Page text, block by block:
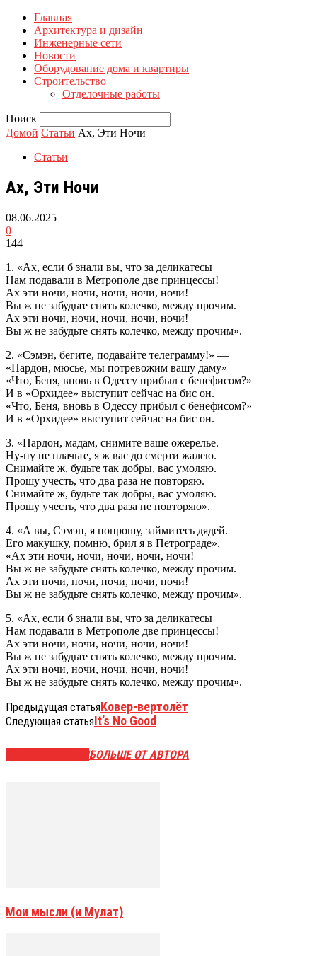
Главная
Архитектура и дизайн
Инженерные сети
Новости
Оборудование дома и квартиры
Строительство
Отделочные работы
Поиск
Домой Статьи Ах, Эти Ночи
Статьи
Ах, Эти Ночи
08.06.2025
0
144
1. «Ах, если б знали вы, что за деликатесы
Нам подавали в Метрополе две принцессы!
Ах эти ночи, ночи, ночи, ночи, ночи!
Вы ж не забудьте снять колечко, между прочим.
Ах эти ночи, ночи, ночи, ночи, ночи!
Вы ж не забудьте снять колечко, между прочим».
2. «Сэмэн, бегите, подавайте телеграмму!» —
«Пардон, мюсье, мы потревожим вашу даму» —
«Что, Беня, вновь в Одессу прибыл с бенефисом?»
И в «Орхидее» выступит сейчас на бис он.
«Что, Беня, вновь в Одессу прибыл с бенефисом?»
И в «Орхидее» выступит сейчас на бис он.
3. «Пардон, мадам, снимите ваше ожерелье.
Ну-ну не плачьте, я ж вас до смерти жалею.
Снимайте ж, будьте так добры, вас умоляю.
Прошу учесть, что два раза не повторяю.
Снимайте ж, будьте так добры, вас умоляю.
Прошу учесть, что два раза не повторяю».
4. «А вы, Сэмэн, я попрошу, займитесь дядей.
Его макушку, помню, брил я в Петрограде».
«Ах эти ночи, ночи, ночи, ночи, ночи!
Вы ж не забудьте снять колечко, между прочим.
Ах эти ночи, ночи, ночи, ночи, ночи!
Вы ж не забудьте снять колечко, между прочим».
5. «Ах, если б знали вы, что за деликатесы
Нам подавали в Метрополе две принцессы!
Ах эти ночи, ночи, ночи, ночи, ночи!
Вы ж не забудьте снять колечко, между прочим.
Ах эти ночи, ночи, ночи, ночи, ночи!
Вы ж не забудьте снять колечко, между прочим».
Предыдущая статьяКовер-вертолёт
Следующая статьяIt’s No Good
БОЛЬШЕ ОТ АВТОРА
Мои мысли (и Мулат)